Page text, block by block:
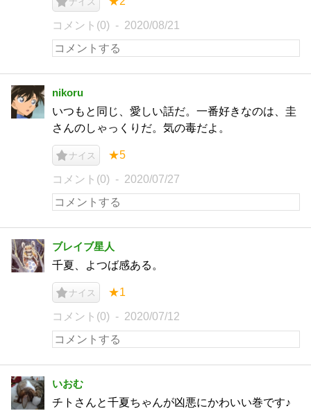
コメント(0) 2020/08/21
nikoru
いつもと同じ、愛しい話だ。一番好きなのは、圭
さんのしゃっくりだ。気の毒だよ。
ナイス ★5
コメント(0) 2020/07/27
ブレイブ星人
千夏、よつば感ある。
ナイス ★1
コメント(0) 2020/07/12
いおむ
チトさんと千夏ちゃんが凶悪にかわいい巻です♪